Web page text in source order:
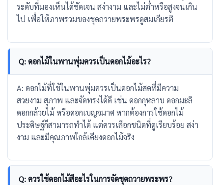
ระดับที่มองเห็นได้ชัดเจน สง่างาม และไม่ต่ำหรือสูงจนเกิน
ไป เพื่อให้ภาพรวมของชุดถวายพระพรดูสมเกียรติ
Q: ดอกไม้ในพานพุ่มควรเป็นดอกไม้อะไร?
A: ดอกไม้ที่ใช้ในพานพุ่มควรเป็นดอกไม้สดที่มีความ
สวยงาม สุภาพ และจัดทรงได้ดี เช่น ดอกกุหลาบ ดอกมะลิ
ดอกกล้วยไม้ หรือดอกเบญจมาศ หากต้องการใช้ดอกไม้
ประดิษฐ์ก็สามารถทำได้ แต่ควรเลือกชนิดที่ดูเรียบร้อย สง่า
งาม และมีคุณภาพใกล้เคียงดอกไม้จริง
Q: ควรใช้ดอกไม้สีอะไรในการจัดชุดถวายพระพร?